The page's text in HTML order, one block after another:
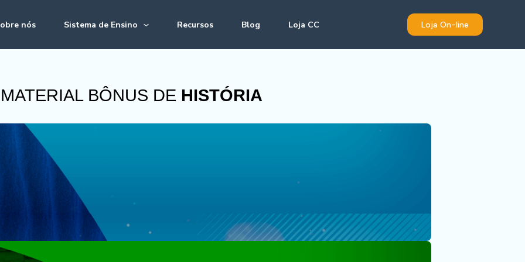
nós Sistema de Ensino Recursos Blog Loja CC Loja On-line
MATERIAL BÔNUS DE HISTÓRIA